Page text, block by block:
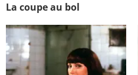
La coupe au bol